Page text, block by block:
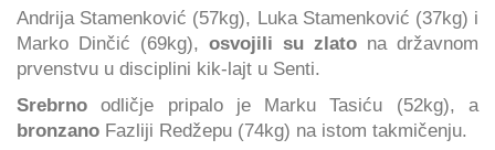
Andrija Stamenković (57kg), Luka Stamenković (37kg) i
Marko Dinčić (69kg), osvojili su zlato na državnom
prvenstvu u disciplini kik-lajt u Senti.
Srebrno odličje pripalo je Marku Tasiću (52kg), a
bronzano Fazliji Redžepu (74kg) na istom takmičenju.